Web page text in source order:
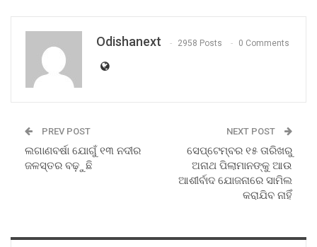
Odishanext 2958 Posts 0 Comments
PREV POST
ଲଗାଣବର୍ଷା ଯୋଗୁଁ ୧୩ ନଦୀର
ଜଳସ୍ତର ବଢ଼ୁଛି
NEXT POST
ସେପ୍ଟେମ୍ବର ୧୫ ତାରିଖରୁ
ଅନାଥ ପିଲାମାନଙ୍କୁ ଆଉ
ଆଶୀର୍ବାଦ ଯୋଜନାରେ ସାମିଲ
କରାଯିବ ନାହିଁ